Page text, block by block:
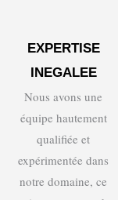
EXPERTISE
INEGALEE
Nous avons une
équipe hautement
qualifiée et
expérimentée dans
notre domaine, ce